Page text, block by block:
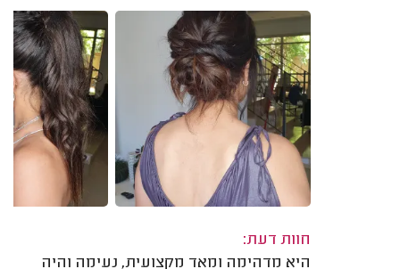
חוות דעת:
היא מדהימה ומאד מקצועית, נעימה והיה